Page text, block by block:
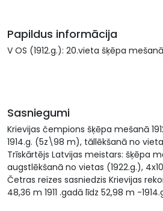
Papildus informācija
V OS (1912.g.): 20.vieta šķēpa
Sasniegumi
Krievijas čempions šķēpa mešanā
1914.g. (5z\98 m), tāllēkšanā no
Trīskārtējs Latvijas meistars: šķēpa
augstlēkšanā no vietas (1922.g.),
Četras reizes sasniedzis Krievijas
48,36 m 1911 .gadā līdz 52,98 m -